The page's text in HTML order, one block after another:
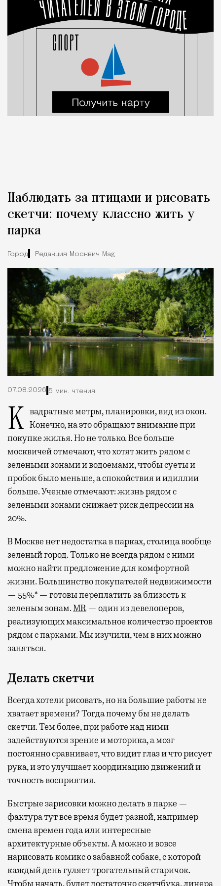
Наблюдать за птицами и рисовать
скетчи: почему классно жить у
парка
Город Редакция Москвич Mag
07.08.2026 5 мин. чтения
Квадратные метры, планировки, вид из окон. Конечно, на это обращают внимание при
покупке жилья. Но не только. Все больше
москвичей отмечают, что хотят жить рядом с
зелеными зонами и водоемами, чтобы суеты и
пробок было меньше, а спокойствия и идиллии
больше. Ученые отмечают: жизнь рядом с
зелеными зонами снижает риск депрессии на
20%.
В Москве нет недостатка в парках, столица вообще
зеленый город. Только не всегда рядом с ними
можно найти предложение для комфортной
жизни. Большинство покупателей недвижимости
— 55%* — готовы переплатить за близость к
зеленым зонам.MR — один из девелоперов,
реализующих максимальное количество проектов
рядом с парками. Мы изучили, чем в них можно
заняться.
Делать скетчи
Всегда хотели рисовать, но на большие работы не
хватает времени? Тогда почему бы не делать
скетчи. Тем более, при работе над ними
задействуются зрение и моторика, а мозг
постоянно сравнивает, что видит глаз и что рисует
рука, и это улучшает координацию движений и
точность восприятия.
Быстрые зарисовки можно делать в парке —
фактура тут все время будет разной, например
смена времен года или интересные
архитектурные объекты. А можно и вовсе
нарисовать комикс о забавной собаке, с которой
каждый день гуляет трогательный старичок.
Чтобы начать, будет достаточно скетчбука, линера